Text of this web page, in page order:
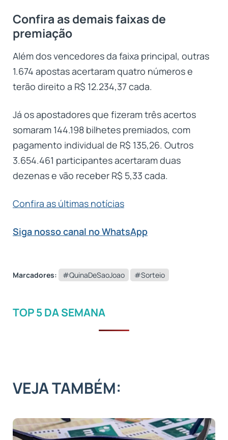
Confira as demais faixas de
premiação
Além dos vencedores da faixa principal, outras
1.674 apostas acertaram quatro números e
terão direito a R$ 12.234,37 cada.
Já os apostadores que fizeram três acertos
somaram 144.198 bilhetes premiados, com
pagamento individual de R$ 135,26. Outros
3.654.461 participantes acertaram duas
dezenas e vão receber R$ 5,33 cada.
Confira as últimas notícias
Siga nosso canal no WhatsApp
Marcadores: #QuinaDeSaoJoao #Sorteio
TOP 5 DA SEMANA
VEJA TAMBÉM: